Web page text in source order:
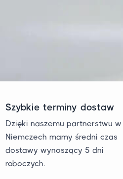
Szybkie terminy dostaw
Dzięki naszemu partnerstwu w
Niemczech mamy średni czas
dostawy wynoszący 5 dni
roboczych.